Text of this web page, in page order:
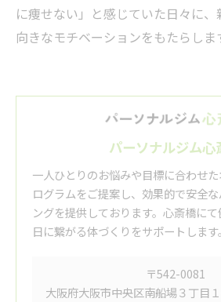
に痩せない」と感じていた日々に
向きなモチベーションをもたらしま
パーソナルジム心
一人ひとりのお悩みや目標に合わせ
ログラムをご提案し、効果的で安全
ングを提供しております。心斎橋に
日に繋がる体づくりをサポートします。
〒542-0081
大阪府大阪市中央区南船場３丁目